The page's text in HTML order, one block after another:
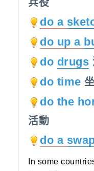
兵役
do a
do up a
do drugs
do time
do the
活動
do a
In some